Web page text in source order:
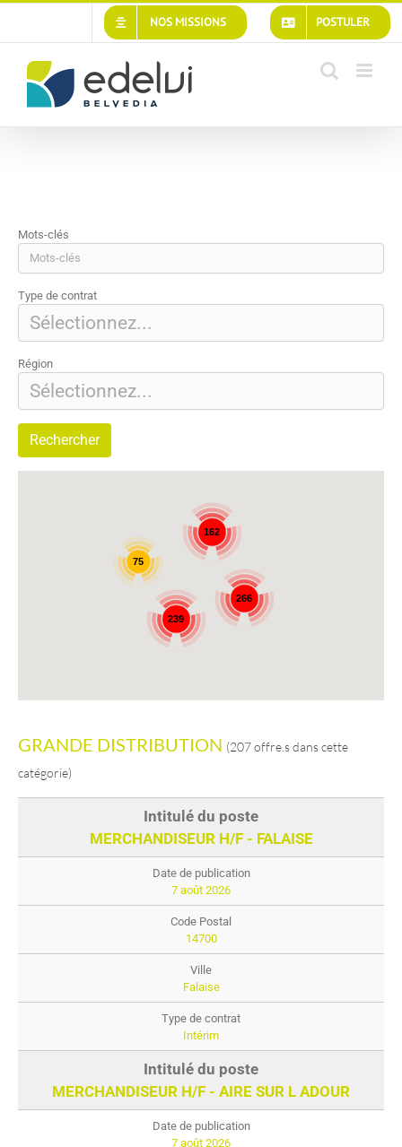
Passer
contenu
POSTULER
NOS MISSIONS
Mots-clés
Type de contrat
Région
266
239
162
75
GRANDE DISTRIBUTION (207 offre.s dans cette
catégorie)
MERCHANDISEUR H/F - FALAISE
7 août 2026
14700
Falaise
Intérim
MERCHANDISEUR H/F - AIRE SUR L ADOUR
7 août 2026